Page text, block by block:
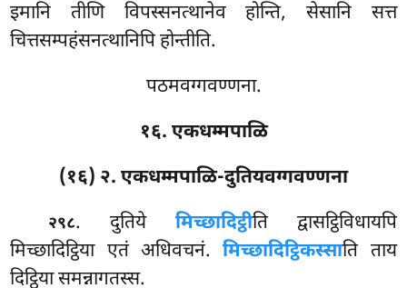
इमानि तीणि विपस्सनत्थानेव होन्ति, सेसानि सत्त
चित्तसम्पहंसनत्थानिपि होन्तीति.
पठमवग्गवण्णना.
१६. एकधम्मपाळि
(१६) २. एकधम्मपाळि-दुतियवग्गवण्णना
२९८. दुतिये मिच्छादिट्ठीति द्वासट्ठिविधायपि
मिच्छादिट्ठिया एतं अधिवचनं.मिच्छादिट्ठिकस्साति ताय
दिट्ठिया समन्नागतस्स.